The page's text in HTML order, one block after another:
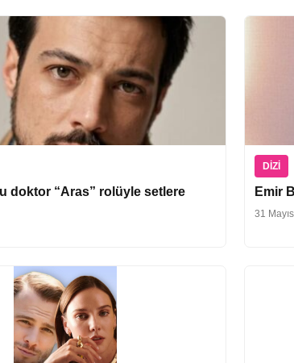
doktor “Aras” rolüyle setlere
DIZI
Emir
31